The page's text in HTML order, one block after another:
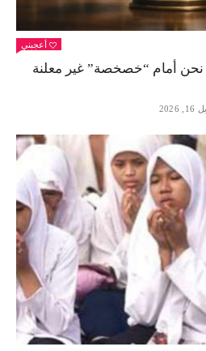
أعجبني
أمام “خصخصة” غير معلنة
2026